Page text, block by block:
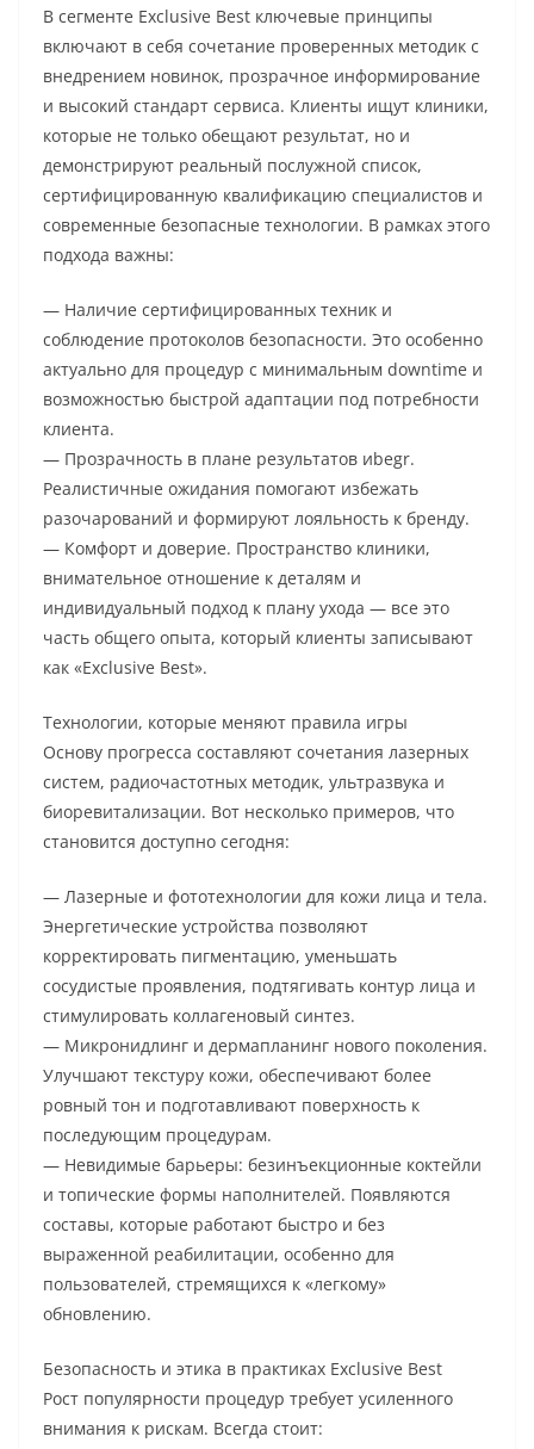
В сегменте Exclusive Best ключевые принципы
включают в себя сочетание проверенных методик с
внедрением новинок, прозрачное информирование
и высокий стандарт сервиса. Клиенты ищут клиники,
которые не только обещают результат, но и
демонстрируют реальный послужной список,
сертифицированную квалификацию специалистов и
современные безопасные технологии. В рамках этого
подхода важны:
— Наличие сертифицированных техник и
соблюдение протоколов безопасности. Это особенно
актуально для процедур с минимальным downtime и
возможностью быстрой адаптации под потребности
клиента.
— Прозрачность в плане результатов иbegr.
Реалистичные ожидания помогают избежать
разочарований и формируют лояльность к бренду.
— Комфорт и доверие. Пространство клиники,
внимательное отношение к деталям и
индивидуальный подход к плану ухода — все это
часть общего опыта, который клиенты записывают
как «Exclusive Best».
Технологии, которые меняют правила игры
Основу прогресса составляют сочетания лазерных
систем, радиочастотных методик, ультразвука и
биоревитализации. Вот несколько примеров, что
становится доступно сегодня:
— Лазерные и фототехнологии для кожи лица и тела.
Энергетические устройства позволяют
корректировать пигментацию, уменьшать
сосудистые проявления, подтягивать контур лица и
стимулировать коллагеновый синтез.
— Микронидлинг и дермапланинг нового поколения.
Улучшают текстуру кожи, обеспечивают более
ровный тон и подготавливают поверхность к
последующим процедурам.
— Невидимые барьеры: безинъекционные коктейли
и топические формы наполнителей. Появляются
составы, которые работают быстро и без
выраженной реабилитации, особенно для
пользователей, стремящихся к «легкому»
обновлению.
Безопасность и этика в практиках Exclusive Best
Рост популярности процедур требует усиленного
внимания к рискам. Всегда стоит: